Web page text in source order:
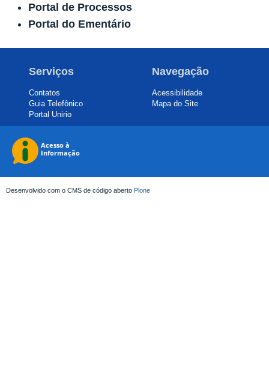
Portal de Processos
Portal do Ementário
Serviços
Contatos
Guia Telefônico
Portal Unirio
Navegação
Acessibilidade
Mapa do Site
Desenvolvido com o CMS de código aberto Plone